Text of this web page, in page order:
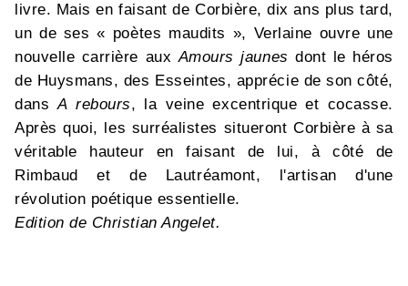
livre. Mais en faisant de Corbière, dix ans plus tard,
un de ses « poètes maudits », Verlaine ouvre une
nouvelle carrière auxAmours jaunes dont le héros
de Huysmans, des Esseintes, apprécie de son côté,
dansA rebours, la veine excentrique et cocasse.
Après quoi, les surréalistes situeront Corbière à sa
véritable hauteur en faisant de lui, à côté de
Rimbaud et de Lautréamont, l'artisan d'une
révolution poétique essentielle.
Edition de Christian Angelet.